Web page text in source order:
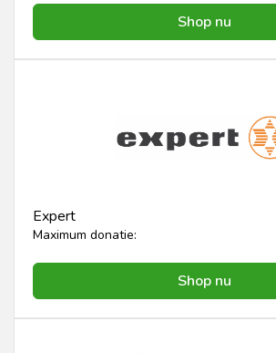
Shop nu
Expert
Maximum donatie:
Shop nu